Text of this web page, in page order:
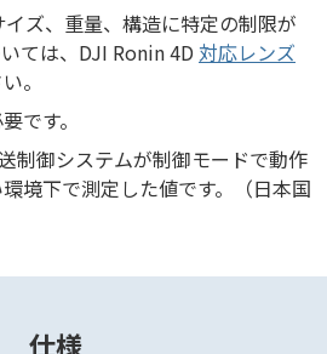
ズ、重量、構造に特定の制限が
ては、DJI Ronin 4D 対応レンズ
。
です。
制御システムが制御モードで動作
境下で測定した値です。（日本国
仕様